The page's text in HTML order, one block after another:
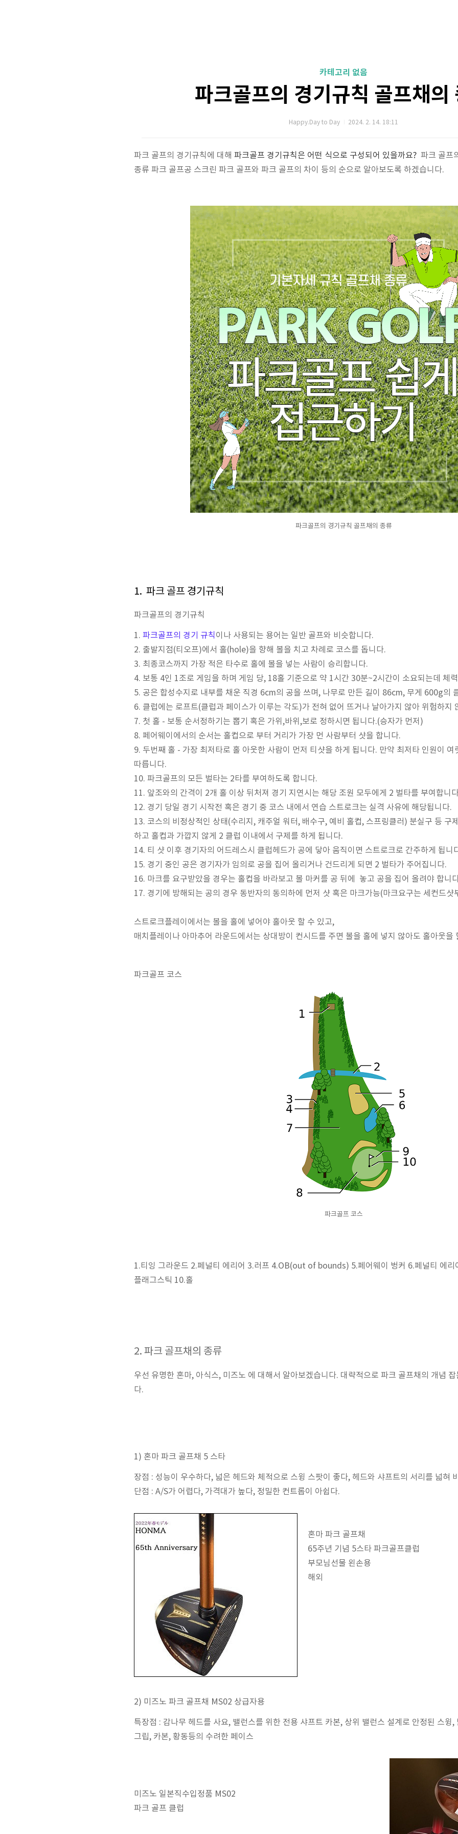
카테고리 없음
파크골프의 경기규칙 골프채의
Happy.Day to Day 2024. 2. 14. 18:11
파크 골프의 경기규칙에 대해 파크골프 경기규칙은 어떤 식으로 구성되어 있을까요? 파크 골프
종류 파크 골프공 스크린 파크 골프와 파크 골프의 차이 등의 순으로 알아보도록 하겠습니다.
파크골프의 경기규칙 골프채의 종류
1. 파크 골프 경기규칙
파크골프의 경기규칙
1. 파크골프의 경기 규칙 이나 사용되는 용어는 일반 골프와 비슷합니다.
2. 출발지점(티오프)에서 홀(hole)을 향해 볼을 치고 차례로 코스를 돕니다.
3. 최종코스까지 가장 적은 타수로 홀에 볼을 넣는 사람이 승리합니다.
4. 보통 4인 1조로 게임을 하며 게임 당, 18홀 기준으로 약 1시간 30분~2시간이 소요되는데 체
5. 공은 합성수지로 내부를 채운 직경 6cm의 공을 쓰며, 나무로 만든 길이 86cm, 무게 600g의
6. 클럽에는 로프트(클럽과 페이스가 이루는 각도)가 전혀 없어 뜨거나 날아가지 않아 위험하지
7. 첫 홀 - 보통 순서정하기는 뽑기 혹은 가위,바위,보로 정하시면 됩니다.(승자가 먼저)
8. 페어웨이에서의 순서는 홀컵으로 부터 거리가 가장 먼 사람부터 샷을 합니다.
9. 두번째 홀 - 가장 최저타로 홀 아웃한 사람이 먼저 티샷을 하게 됩니다. 만약 최저타 인원이 여
따릅니다.
10. 파크골프의 모든 벌타는 2타를 부여하도록 합니다.
11. 앞조와의 간격이 2개 홀 이상 뒤처져 경기 지연시는 해당 조원 모두에게 2 벌타를 부여합니
12. 경기 당일 경기 시작전 혹은 경기 중 코스 내에서 연습 스트로크는 실격 사유에 해당됩니다.
13. 코스의 비정상적인 상태(수리지, 캐주얼 워터, 배수구, 예비 홀컵, 스프링클러) 분실구 등 구
하고 홀컵과 가깝지 않게 2 클럽 이내에서 구제를 하게 됩니다.
14. 티 샷 이후 경기자의 어드레스시 클럽헤드가 공에 닿아 움직이면 스트로크로 간주하게 됩니
15. 경기 중인 공은 경기자가 임의로 공을 집어 올리거나 건드리게 되면 2 벌타가 주어집니다.
16. 마크를 요구받았을 경우는 홀컵을 바라보고 볼 마커를 공 뒤에 놓고 공을 집어 올려야 합니
17. 경기에 방해되는 공의 경우 동반자의 동의하에 먼저 샷 혹은 마크가능(마크요구는 세컨드
스트로크플레이에서는 볼을 홀에 넣어야 홀아웃 할 수 있고,
매치플레이나 아마추어 라운드에서는 상대방이 컨시드를 주면 볼을 홀에 넣지 않아도 홀아웃을
파크골프 코스
파크골프 코스
1.티잉 그라운드 2.페널티 에리어 3.러프 4.OB(out of bounds) 5.페어웨이 벙커 6.페널티 에리
플래그스틱 10.홀
2. 파크 골프채의 종류
우선 유명한 혼마, 아식스, 미즈노 에 대해서 알아보겠습니다. 대략적으로 파크 골프채의 개념 잡
다.
1) 혼마 파크 골프채 5 스타
장점 : 성능이 우수하다, 넓은 헤드와 체적으로 스윙 스팟이 좋다, 헤드와 샤프트의 서리를 넓혀
단점 : A/S가 어렵다, 가격대가 높다, 정밀한 컨트롭이 아쉽다.
혼마 파크 골프채
65주년 기념 5스타 파크골프클럽
부모님선물 왼손용
해외
2) 미즈노 파크 골프채 MS02 상급자용
특장점 : 감나무 헤드를 사요, 밸런스를 위한 전용 샤프트 카본, 상위 밸런스 설계로 안정된 스윙,
그립, 카본, 황동등의 수려한 페이스
미즈노 일본직수입정품 MS02
파크 골프 클럽